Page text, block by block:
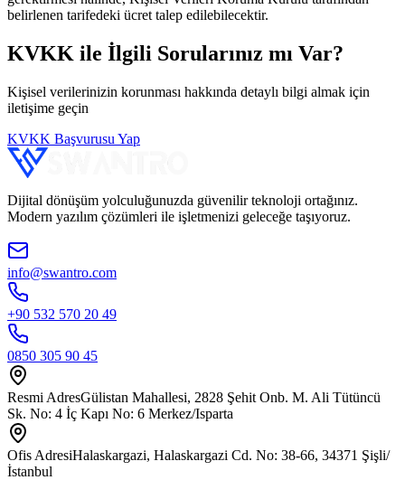
belirlenen tarifedeki ücret talep edilebilecektir.
KVKK ile İlgili Sorularınız mı Var?
Kişisel verilerinizin korunması hakkında detaylı bilgi almak için
iletişime geçin
KVKK Başvurusu Yap
Dijital dönüşüm yolculuğunuzda güvenilir teknoloji ortağınız.
Modern yazılım çözümleri ile işletmenizi geleceğe taşıyoruz.
info@swantro.com
+90 532 570 20 49
0850 305 90 45
Resmi AdresGülistan Mahallesi, 2828 Şehit Onb. M. Ali Tütüncü
Sk. No: 4 İç Kapı No: 6 Merkez/Isparta
Ofis AdresiHalaskargazi, Halaskargazi Cd. No: 38-66, 34371 Şişli/
İstanbul